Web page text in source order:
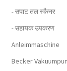
- सपाट तल स्कैनर
- सहायक उपकरण
Anleimmaschine
Becker